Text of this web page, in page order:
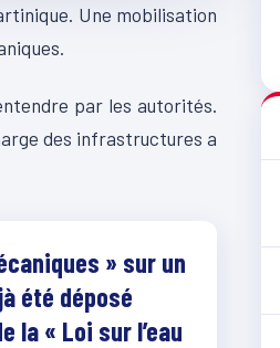
Une mobilisation
par les autorités.
des infrastructures a
» sur un
été déposé
la « Loi sur l’eau